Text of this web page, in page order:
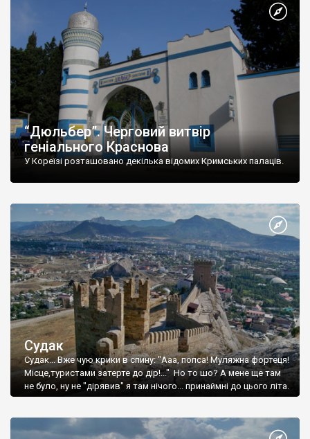
“Дюльбер”. Черговий витвір
геніального Краснова
У Кореїзі розташовано декілька відомих Кримських палаців.
Судак
Судак... Вже чую крики в спину: "Ааа, попса! Муляжна фортеця!
Місце,туристами затерте до дір!..." Но то шо? А мене ще там
не було, ну не "дірявив" я там нічого... принаймні до цього літа.